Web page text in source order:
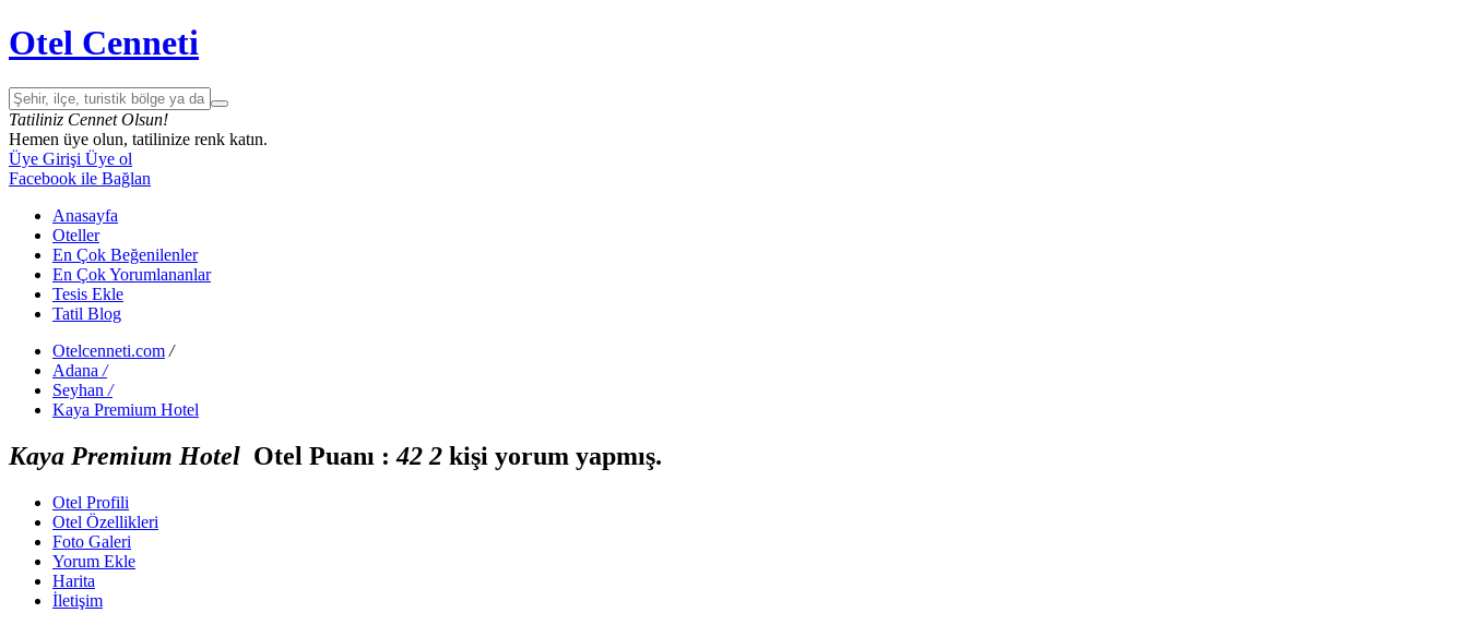
Otel Cenneti
Tatiliniz Cennet Olsun!
Hemen üye olun, tatilinize renk katın.
Üye Girişi Üye ol
Facebook ile Bağlan
Anasayfa
Oteller
En Çok Beğenilenler
En Çok Yorumlananlar
Tesis Ekle
Tatil Blog
Otelcenneti.com /
Adana /
Seyhan /
Kaya Premium Hotel
Kaya Premium Hotel Otel Puanı :42 2 kişi yorum yapmış.
Otel Profili
Otel Özellikleri
Foto Galeri
Yorum Ekle
Harita
İletişim